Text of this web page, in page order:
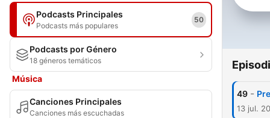
Podcasts Principales
Podcasts más populares
50
Podcasts por Género
18 géneros temáticos
Música
Canciones Principales
Canciones más escuchadas
49 -
13 jul.